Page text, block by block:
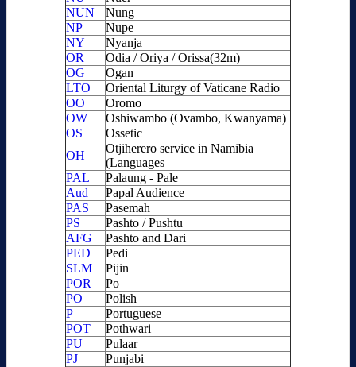
NUN
Nung
NP
Nupe
NY
Nyanja
OR
Odia / Oriya / Orissa(32m)
OG
Ogan
LTO
Oriental Liturgy of Vaticane Radio
OO
Oromo
OW
Oshiwambo (Ovambo, Kwanyama)
OS
Ossetic
OH
Otjiherero service in Namibia
(Languages
PAL
Palaung - Pale
Aud
Papal Audience
PAS
Pasemah
PS
Pashto / Pushtu
AFG
Pashto and Dari
PED
Pedi
SLM
Pijin
POR
Po
PO
Polish
P
Portuguese
POT
Pothwari
PU
Pulaar
PJ
Punjabi